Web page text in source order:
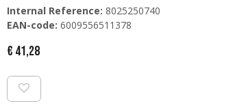
Internal Reference: 8025250740
EAN-code: 6009556511378
€ 41,28